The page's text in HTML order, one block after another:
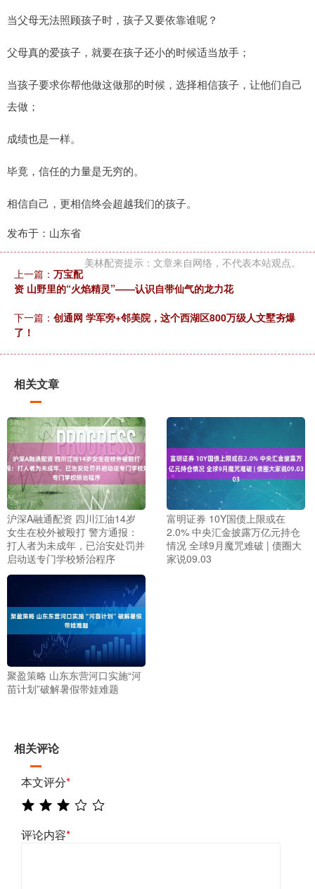
当父母无法照顾孩子时，孩子又要依靠谁呢？
父母真的爱孩子，就要在孩子还小的时候适当放手；
当孩子要求你帮他做这做那的时候，选择相信孩子，让他们自己
去做；
成绩也是一样。
毕竟，信任的力量是无穷的。
相信自己，更相信终会超越我们的孩子。
发布于：山东省
美林配资提示：文章来自网络，不代表本站观点。
上一篇： 万宝配
资 山野里的“火焰精灵”——认识自带仙气的龙力花
下一篇： 创通网 学军旁+邻美院，这个西湖区800万级人文墅夯爆
了！
相关文章
沪深A融通配资 四川江油14岁
女生在校外被殴打 警方通报：
打人者为未成年，已治安处罚并
启动送专门学校矫治程序
富明证券 10Y国债上限或在
2.0% 中央汇金披露万亿元持仓
情况 全球9月魔咒难破 | 债圈大
家说09.03
聚盈策略 山东东营河口实施“河
苗计划”破解暑假带娃难题
相关评论
本文评分*
评论内容*